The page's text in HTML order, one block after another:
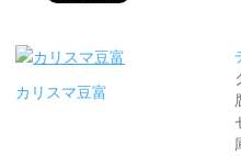
カリスマ豆富